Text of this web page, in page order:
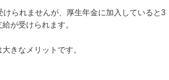
られませんが、厚生年金に加入していると3
が受けられます。
きなメリットです。